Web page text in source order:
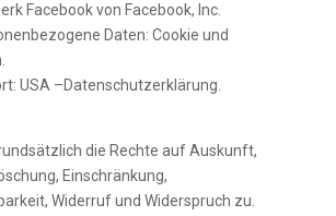
Facebook von Facebook, Inc.
Daten: Cookie und
USA –Datenschutzerklärung.
die Rechte auf Auskunft,
Einschränkung,
Widerruf und Widerspruch zu.